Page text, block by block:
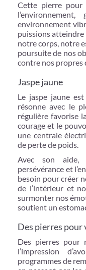
Cette pierre pour
environnement
puissions
notre corps, notre
poursuite de nos
contre nos propres
Jaspe jaune
Le jaspe jaune
résonne avec le
régulière favorise
courage et le
une centrale
de perte de poids.
Avec son aide,
persévérance et
besoin pour créer
de l’intérieur et
surmonter nos
soutient un
Des pierres pour
Des pierres pour
l’impression
programmes de